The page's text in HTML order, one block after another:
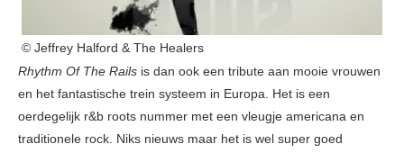
© Jeffrey Halford & The Healers
Rhythm Of The Rails is dan ook een tribute aan mooie vrouwen
en het fantastische trein systeem in Europa. Het is een
oerdegelijk r&b roots nummer met een vleugje americana en
traditionele rock. Niks nieuws maar het is wel super goed